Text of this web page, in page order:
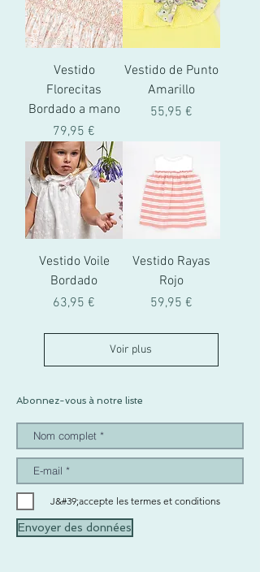
Vestido
Florecitas
Bordado a mano
Prix
79,95 €
Vestido de Punto
Amarillo
Prix
55,95 €
Vestido Voile
Bordado
Prix
63,95 €
Vestido Rayas
Rojo
Prix
59,95 €
Voir plus
Abonnez-vous à notre liste
J&#39;accepte les termes et conditions
Envoyer des données